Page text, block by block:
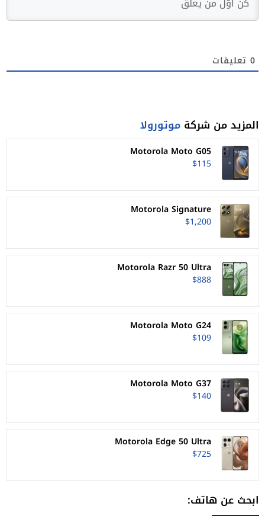
0 تعليقات
المزيد من شركة موتورولا
Motorola Moto G05
$115
Motorola Signature
$1,200
Motorola Razr 50 Ultra
$888
Motorola Moto G24
$109
Motorola Moto G37
$140
Motorola Edge 50 Ultra
$725
ابحث عن هاتف: